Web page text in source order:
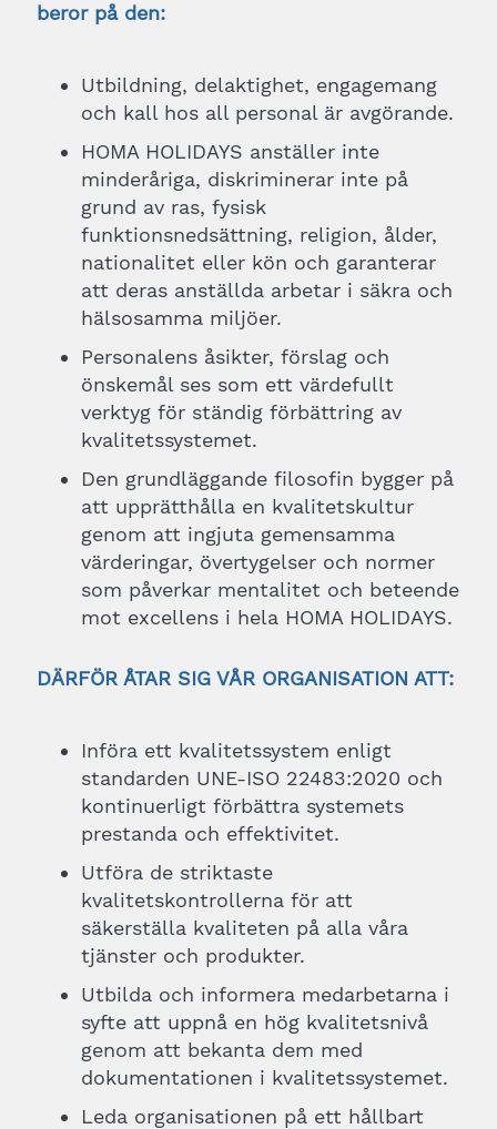
beror på den:
Utbildning, delaktighet, engagemang
och kall hos all personal är avgörande.
HOMA HOLIDAYS anställer inte
minderåriga, diskriminerar inte på
grund av ras, fysisk
funktionsnedsättning, religion, ålder,
nationalitet eller kön och garanterar
att deras anställda arbetar i säkra och
hälsosamma miljöer.
Personalens åsikter, förslag och
önskemål ses som ett värdefullt
verktyg för ständig förbättring av
kvalitetssystemet.
Den grundläggande filosofin bygger på
att upprätthålla en kvalitetskultur
genom att ingjuta gemensamma
värderingar, övertygelser och normer
som påverkar mentalitet och beteende
mot excellens i hela HOMA HOLIDAYS.
DÄRFÖR ÅTAR SIG VÅR ORGANISATION ATT:
Införa ett kvalitetssystem enligt
standarden UNE-ISO 22483:2020 och
kontinuerligt förbättra systemets
prestanda och effektivitet.
Utföra de striktaste
kvalitetskontrollerna för att
säkerställa kvaliteten på alla våra
tjänster och produkter.
Utbilda och informera medarbetarna i
syfte att uppnå en hög kvalitetsnivå
genom att bekanta dem med
dokumentationen i kvalitetssystemet.
Leda organisationen på ett hållbart